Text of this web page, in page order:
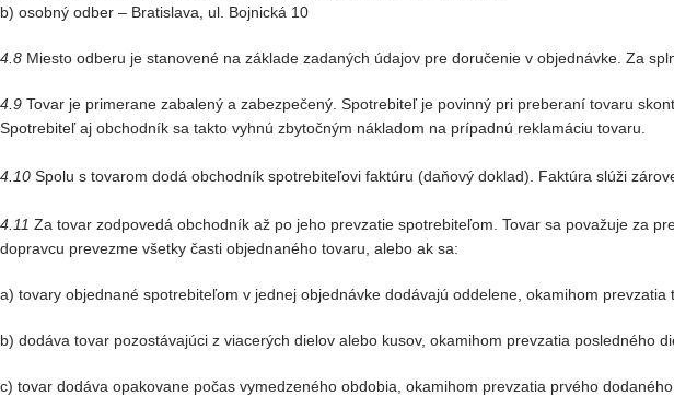
b) osobný odber – Bratislava, ul. Bojnická 10
4.8 Miesto odberu je stanovené na základe zadaných údajov pre doručenie v objednávke. Za
4.9 Tovar je primerane zabalený a zabezpečený. Spotrebiteľ je povinný pri preberaní tovaru
Spotrebiteľ aj obchodník sa takto vyhnú zbytočným nákladom na prípadnú reklamáciu tovaru.
4.10 Spolu s tovarom dodá obchodník spotrebiteľovi faktúru (daňový doklad). Faktúra slúži
4.11 Za tovar zodpovedá obchodník až po jeho prevzatie spotrebiteľom. Tovar sa považuje za
dopravcu prevezme všetky časti objednaného tovaru, alebo ak sa:
a) tovary objednané spotrebiteľom v jednej objednávke dodávajú oddelene, okamihom prevzatia
b) dodáva tovar pozostávajúci z viacerých dielov alebo kusov, okamihom prevzatia posledného
c) tovar dodáva opakovane počas vymedzeného obdobia, okamihom prevzatia prvého dodaného